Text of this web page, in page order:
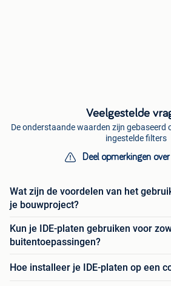
Veelgestelde
De onderstaande waarden zijn gebaseerd
ingestelde filters
Deel opmerkingen
Wat zijn de voordelen van het
je bouwproject?
Kun je IDE-platen gebruiken voor
buitentoepassingen?
Hoe installeer je IDE-platen op een